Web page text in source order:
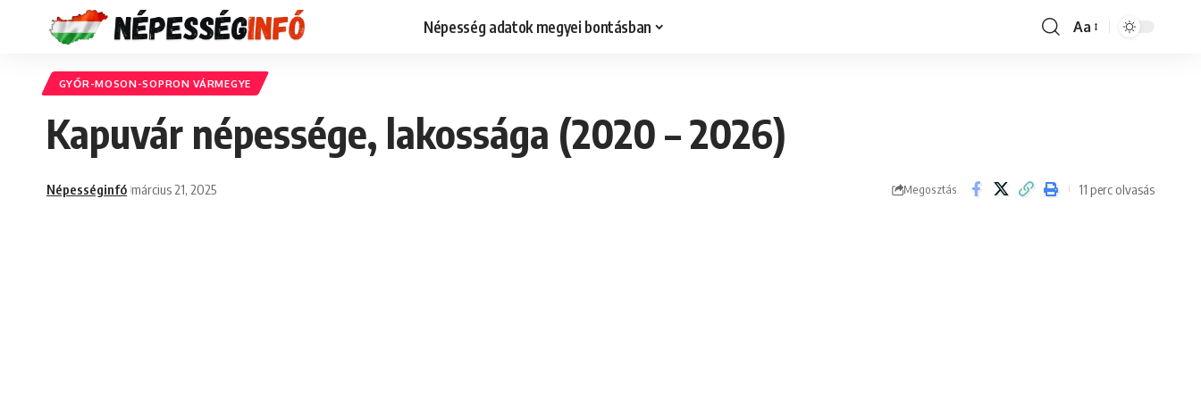
Népesség adatok megyei bontásban
Font
Aa
GYŐR-MOSON-SOPRON VÁRMEGYE
Kapuvár népessége, lakossága (2020 – 2026)
Népességinfó március 21, 2025 Megosztás 11 perc olvasás